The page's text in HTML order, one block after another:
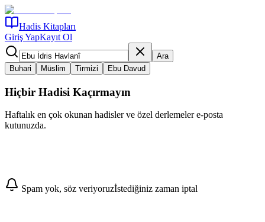
Hadis Kitapları
Giriş YapKayıt Ol
Ara
Buhari
Müslim Tirmizi Ebu Davud
Hiçbir Hadisi Kaçırmayın
Haftalık en çok okunan hadisler ve özel derlemeler e-posta
kutunuzda.
Abone Ol
Spam yok, söz veriyoruzİstediğiniz zaman iptal